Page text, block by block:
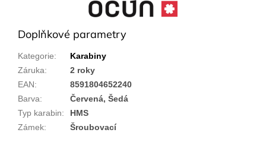
Doplňkové parametry
Kategorie:
Karabiny
Záruka:
2 roky
EAN:
8591804652240
Barva:
Červená, Šedá
Typ karabin:
HMS
Zámek: Šroubovací